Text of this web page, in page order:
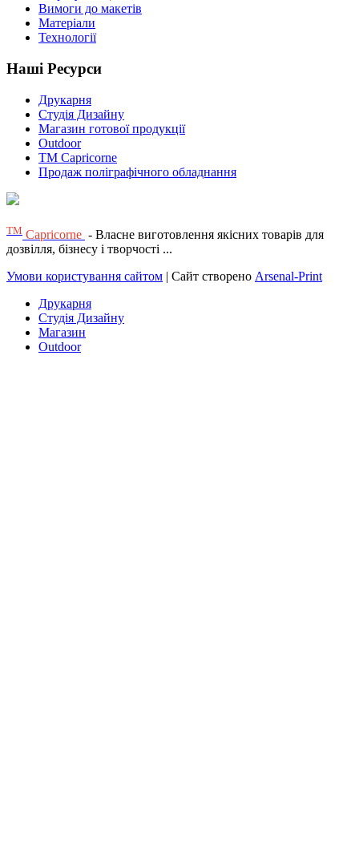
Вимоги до макетів
Матеріали
Технології
Наші Ресурси
Друкарня
Студія Дизайну
Магазин готової продукції
Outdoor
TM Capricorne
Продаж поліграфічного обладнання
ТМ Capricorne - Власне виготовлення якісних товарів для
дозвілля, бізнесу і творчості ...
Умови користування сайтом | Сайт створено Arsenal-Print
Друкарня
Студія Дизайну
Магазин
Outdoor